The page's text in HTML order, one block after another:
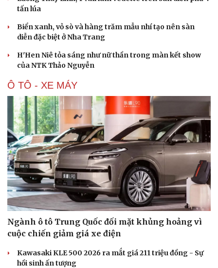
tấn lúa
Biển xanh, vỏ sò và hàng trăm mẫu nhí tạo nên sàn
diễn đặc biệt ở Nha Trang
H'Hen Niê tỏa sáng như nữ thần trong màn kết show
của NTK Thảo Nguyễn
Ô TÔ - XE MÁY
Ngành ô tô Trung Quốc đối mặt khủng hoảng vì
cuộc chiến giảm giá xe điện
Kawasaki KLE 500 2026 ra mắt giá 211 triệu đồng - Sự
hồi sinh ấn tượng